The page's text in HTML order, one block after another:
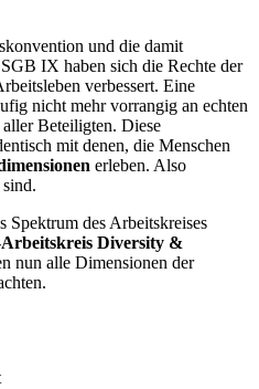
und die damit
IX haben sich die Rechte der
verbessert. Eine
nicht mehr vorrangig an echten
aller Beteiligten. Diese
mit denen, die Menschen
erleben. Also
Spektrum des Arbeitskreises
Diversity &
nun alle Dimensionen der